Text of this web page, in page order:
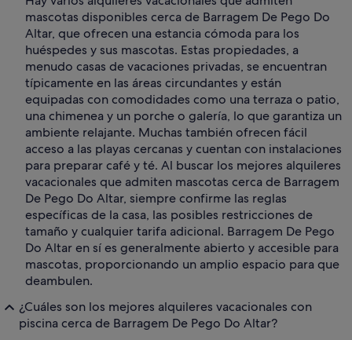
mascotas disponibles cerca de Barragem De Pego Do
Altar, que ofrecen una estancia cómoda para los
huéspedes y sus mascotas. Estas propiedades, a
menudo casas de vacaciones privadas, se encuentran
típicamente en las áreas circundantes y están
equipadas con comodidades como una terraza o patio,
una chimenea y un porche o galería, lo que garantiza un
ambiente relajante. Muchas también ofrecen fácil
acceso a las playas cercanas y cuentan con instalaciones
para preparar café y té. Al buscar los mejores alquileres
vacacionales que admiten mascotas cerca de Barragem
De Pego Do Altar, siempre confirme las reglas
específicas de la casa, las posibles restricciones de
tamaño y cualquier tarifa adicional. Barragem De Pego
Do Altar en sí es generalmente abierto y accesible para
mascotas, proporcionando un amplio espacio para que
deambulen.
¿Cuáles son los mejores alquileres vacacionales con
piscina cerca de Barragem De Pego Do Altar?